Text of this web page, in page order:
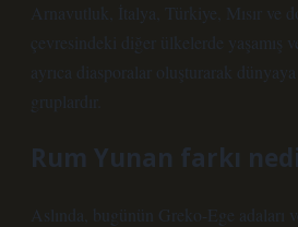
Arnavutluk, İtalya, Türkiye, Mısır ve
çevresindeki diğer ülkelerde yaşamış
ayrıca diasporalar oluşturarak dünyaya
gruplardır.
Rum Yunan farkı
Aslında, bugünün Greko-Ege adaları